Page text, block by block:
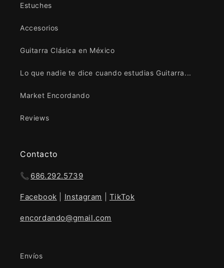
Estuches
Accesorios
Guitarra Clásica en México
Lo que nadie te dice cuando estudias Guitarra...
Market Encordando
Reviews
Contacto
📞 686.292.5739
Facebook Instagram TikTok
encordando@gmail.com
Envíos